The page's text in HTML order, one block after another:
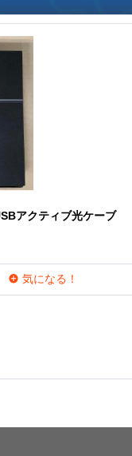
アクティブ光ケーブ
気になる！